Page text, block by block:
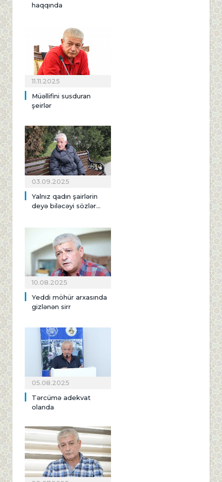
haqqında
11.11.2025
Müəllifini susduran
şeirlər
03.09.2025
Yalnız qadın şairlərin
deyə biləcəyi sözlər...
10.08.2025
Yeddi möhür arxasında
gizlənən sirr
05.08.2025
Tərcümə adekvat
olanda